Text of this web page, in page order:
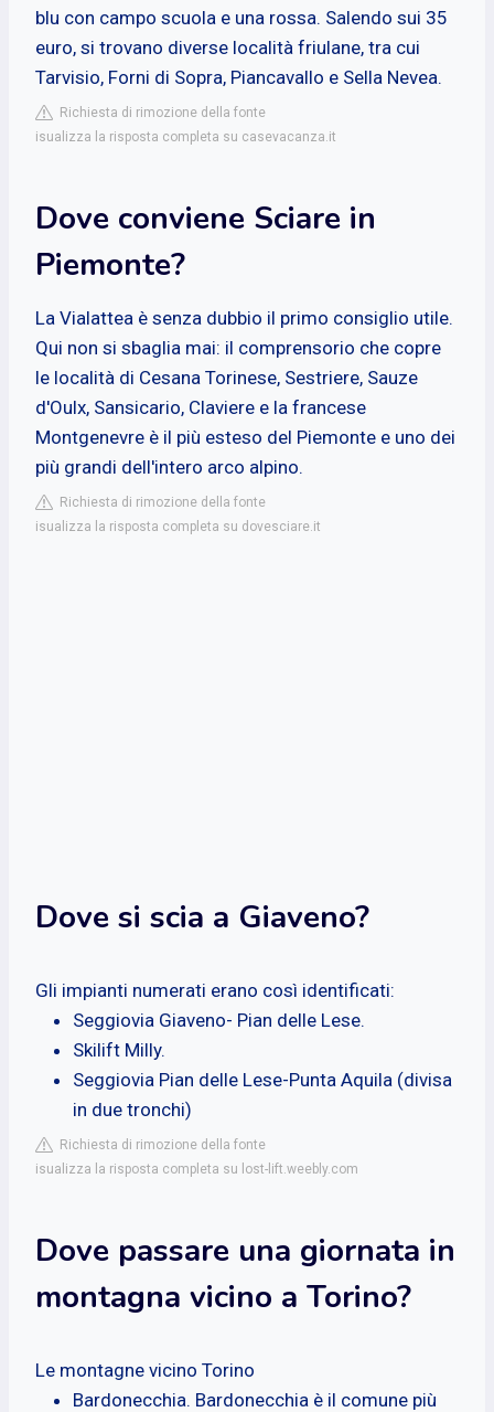
blu con campo scuola e una rossa. Salendo sui 35
euro, si trovano diverse località friulane, tra cui
Tarvisio, Forni di Sopra, Piancavallo e Sella Nevea.
Richiesta di rimozione della fonte
isualizza la risposta completa su casevacanza.it
Dove conviene Sciare in
Piemonte?
La Vialattea è senza dubbio il primo consiglio utile.
Qui non si sbaglia mai: il comprensorio che copre
le località di Cesana Torinese, Sestriere, Sauze
d'Oulx, Sansicario, Claviere e la francese
Montgenevre è il più esteso del Piemonte e uno dei
più grandi dell'intero arco alpino.
Richiesta di rimozione della fonte
isualizza la risposta completa su dovesciare.it
Dove si scia a Giaveno?
Gli impianti numerati erano così identificati:
Seggiovia Giaveno- Pian delle Lese.
Skilift Milly.
Seggiovia Pian delle Lese-Punta Aquila (divisa
in due tronchi)
Richiesta di rimozione della fonte
isualizza la risposta completa su lost-lift.weebly.com
Dove passare una giornata in
montagna vicino a Torino?
Le montagne vicino Torino
Bardonecchia. Bardonecchia è il comune più